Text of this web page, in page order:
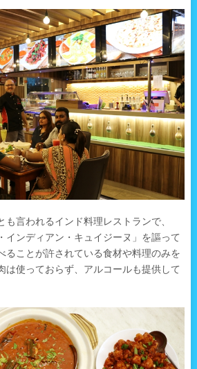
も言われるインド料理レストランで、
インディアン・キュイジーヌ」を謳って
ることが許されている食材や料理のみを
は使っておらず、アルコールも提供して